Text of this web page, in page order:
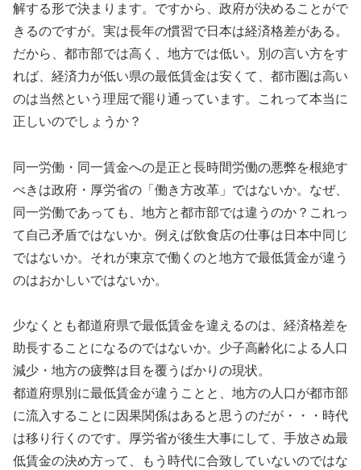
解する形で決まります。ですから、政府が決めることがで
きるのですが。実は長年の慣習で日本は経済格差がある。
だから、都市部では高く、地方では低い。別の言い方をす
れば、経済力が低い県の最低賃金は安くて、都市圏は高い
のは当然という理屈で罷り通っています。これって本当に
正しいのでしょうか？
同一労働・同一賃金への是正と長時間労働の悪弊を根絶す
べきは政府・厚労省の「働き方改革」ではないか。なぜ、
同一労働であっても、地方と都市部では違うのか？これっ
て自己矛盾ではないか。例えば飲食店の仕事は日本中同じ
ではないか。それが東京で働くのと地方で最低賃金が違う
のはおかしいではないか。
少なくとも都道府県で最低賃金を違えるのは、経済格差を
助長することになるのではないか。少子高齢化による人口
減少・地方の疲弊は目を覆うばかりの現状。
都道府県別に最低賃金が違うことと、地方の人口が都市部
に流入することに因果関係はあると思うのだが・・・時代
は移り行くのです。厚労省が後生大事にして、手放さぬ最
低賃金の決め方って、もう時代に合致していないのではな